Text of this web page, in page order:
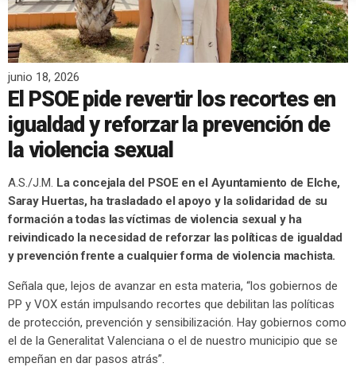
junio 18, 2026
El PSOE pide revertir los recortes en
igualdad y reforzar la prevención de
la violencia sexual
A.S./J.M. La concejala del PSOE en el Ayuntamiento de Elche,
Saray Huertas, ha trasladado el apoyo y la solidaridad de su
formación a todas las víctimas de violencia sexual y ha
reivindicado la necesidad de reforzar las políticas de igualdad
y prevención frente a cualquier forma de violencia machista.
Señala que, lejos de avanzar en esta materia, “los gobiernos de
PP y VOX están impulsando recortes que debilitan las políticas
de protección, prevención y sensibilización. Hay gobiernos como
el de la Generalitat Valenciana o el de nuestro municipio que se
empeñan en dar pasos atrás”.